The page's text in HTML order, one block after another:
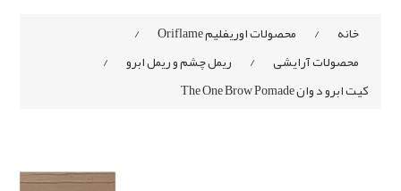
خانه / محصولات اوریفلیم Oriflame
/
محصولات آرایشی
/ ریمل چشم و ریمل ابرو
/
کیت ابرو د وان The One Brow Pomade